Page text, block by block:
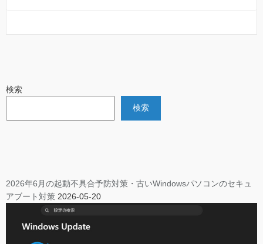
検索
検索
2026年6月の起動不具合予防対策・古いWindowsパソコンのセキュ
アブート対策 2026-05-20